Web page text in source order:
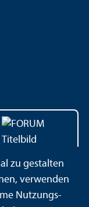
zu gestalten
verwenden
Nutzungs­